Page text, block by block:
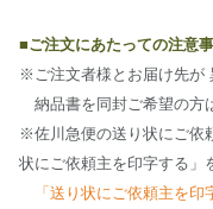
■ご注文にあたっての注意
※ご注文者様とお届け先が
納品書を同封ご希望の方
※佐川急便の送り状にご依
状にご依頼主を印字する」
「送り状にご依頼主を